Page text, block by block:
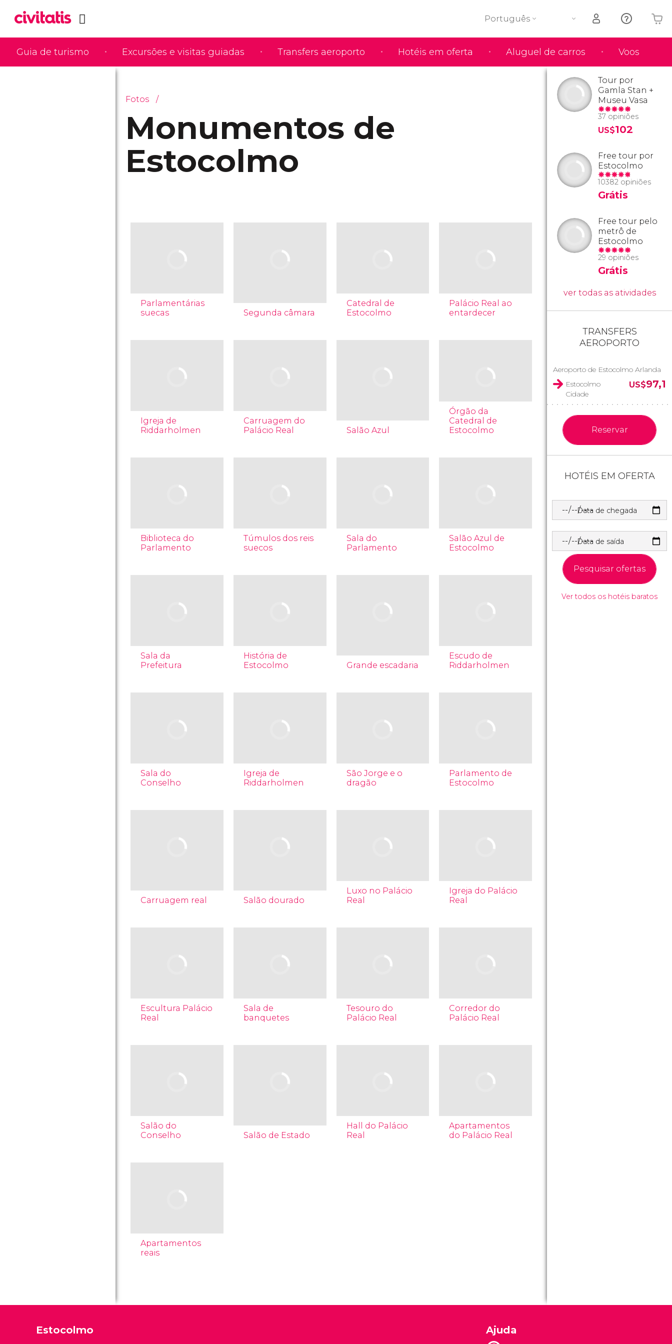
Guia de turismo Excursões e visitas guiadas Transfers aeroporto Hotéis em oferta Aluguel de carros Voos
Português
O seu carrinho está vazio
Fotos
Monumentos de
Estocolmo
Parlamentárias
suecas
Segunda câmara
Catedral de
Estocolmo
Palácio Real ao
entardecer
Igreja de
Riddarholmen
Carruagem do
Palácio Real
Salão Azul
Órgão da
Catedral de
Estocolmo
Biblioteca do
Parlamento
Túmulos dos reis
suecos
Sala do
Parlamento
Salão Azul de
Estocolmo
Sala da
Prefeitura
História de
Estocolmo
Grande escadaria
Escudo de
Riddarholmen
Sala do
Conselho
Igreja de
Riddarholmen
São Jorge e o
dragão
Parlamento de
Estocolmo
Carruagem real Salão dourado
Luxo no Palácio
Real
Igreja do Palácio
Real
Escultura Palácio
Real
Sala de
banquetes
Tesouro do
Palácio Real
Corredor do
Palácio Real
Salão do
Conselho
Salão de Estado
Hall do Palácio
Real
Apartamentos
do Palácio Real
Apartamentos
reais
Tour por
Gamla Stan +
Museu Vasa
37 opiniões
US$102
Free tour por
Estocolmo
10382 opiniões
Grátis
Free tour pelo
metrô de
Estocolmo
29 opiniões
Grátis
ver todas as atividades
TRANSFERS
AEROPORTO
Aeroporto de Estocolmo Arlanda
Estocolmo
Cidade
US$97,1
Reservar
HOTÉIS EM OFERTA
Data de chegada
Data de saída
Pesquisar ofertas
Ver todos os hotéis baratos
Estocolmo Ajuda